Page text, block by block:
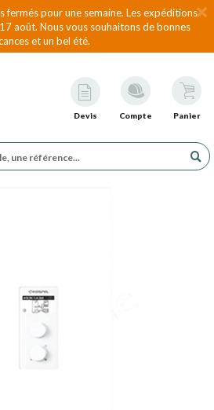
fermés pour une semaine. Les expéditions
août. Nous vous souhaitons de bonnes
et un bel été.
Devis Compte Panier